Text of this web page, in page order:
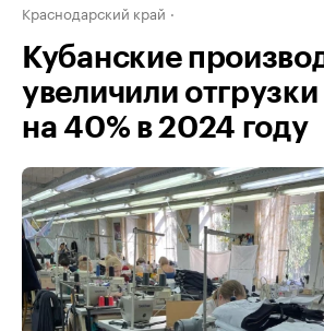
Краснодарский край
Кубанские
увеличили
на 40% в 2024 году